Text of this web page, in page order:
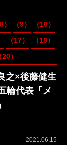
） （9）
（10）
（17）
（18）
（20）
之×後藤健生
輪代表「メ
2021.06.15